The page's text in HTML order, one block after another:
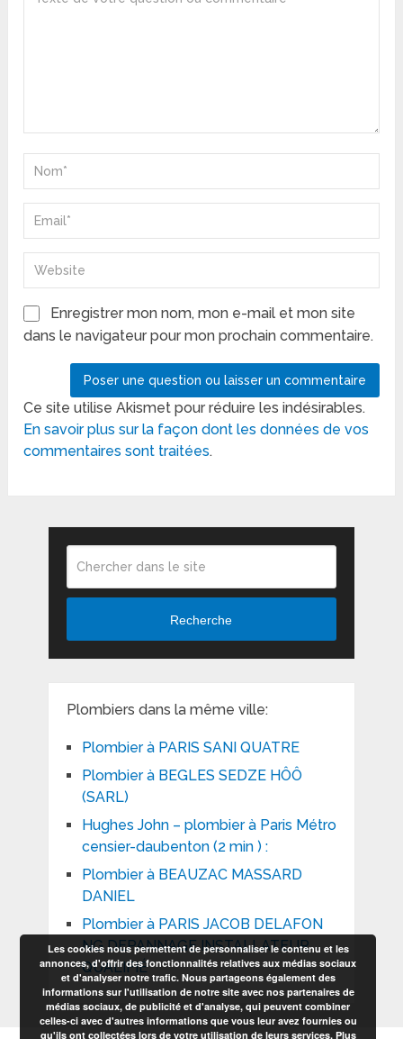
Enregistrer mon nom, mon e-mail et mon site
dans le navigateur pour mon prochain commentaire.
Ce site utilise Akismet pour réduire les indésirables.
En savoir plus sur la façon dont les données de vos
commentaires sont traitées.
Recherche
Plombiers dans la même ville:
Plombier à PARIS SANI QUATRE
Plombier à BEGLES SEDZE HÔÔ
(SARL)
Hughes John – plombier à Paris Métro
censier-daubenton (2 min ) :
Plombier à BEAUZAC MASSARD
DANIEL
Plombier à PARIS JACOB DELAFON
NG DEPANNAGE INSTALLATEUR
QUALIFIÉ
Les cookies nous permettent de personnaliser le contenu et les
annonces, d'offrir des fonctionnalités relatives aux médias sociaux
et d'analyser notre trafic. Nous partageons également des
informations sur l'utilisation de notre site avec nos partenaires de
médias sociaux, de publicité et d'analyse, qui peuvent combiner
celles-ci avec d'autres informations que vous leur avez fournies ou
qu'ils ont collectées lors de votre utilisation de leurs services. Plus